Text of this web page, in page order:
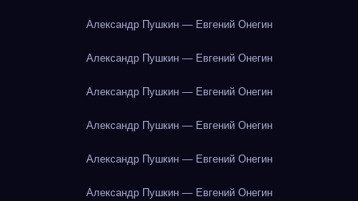
Александр Пушкин — Евгений Онегин
Александр Пушкин — Евгений Онегин
Александр Пушкин — Евгений Онегин
Александр Пушкин — Евгений Онегин
Александр Пушкин — Евгений Онегин
Александр Пушкин — Евгений Онегин